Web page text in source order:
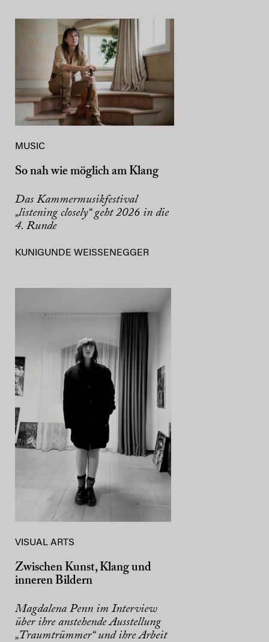
MUSIC
So nah wie möglich am Klang
Das Kammermusikfestival
„listening closely“ geht 2026 in die
4. Runde
KUNIGUNDE WEISSENEGGER
VISUAL ARTS
Zwischen Kunst, Klang und
inneren Bildern
Magdalena Penn im Interview
über ihre anstehende Ausstellung
„Traumtrümmer“ und ihre Arbeit